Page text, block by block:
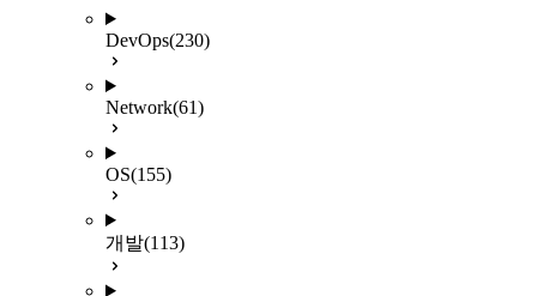
DevOps(230)
Network(61)
OS(155)
개발(113)